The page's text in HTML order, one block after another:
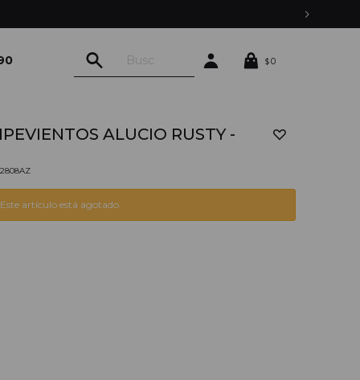
ENVÍOS EXPRESS EN
$0
ALUCIO RUSTY -
Este artículo está agotado.